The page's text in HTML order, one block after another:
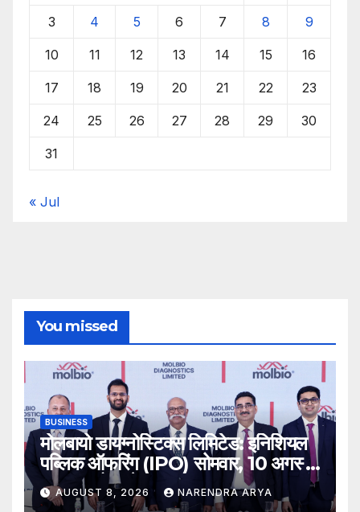
3 4 5 6 7 8 9
10 11 12 13 14 15 16
17 18 19 20 21 22 23
24 25 26 27 28 29 30
31
« Jul
You missed
BUSINESS
मोलबायो डायग्नोस्टिक्स लिमिटेड: इनिशियल
पब्लिक ऑफरिंग (IPO) सोमवार, 10 अगस्त,
2026 को खुलेगा
AUGUST 8, 2026 NARENDRA ARYA